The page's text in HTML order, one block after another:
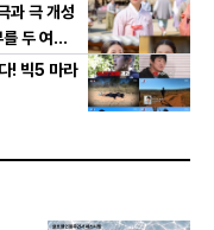
과 극 개성
두 여인
! 빅5 마라